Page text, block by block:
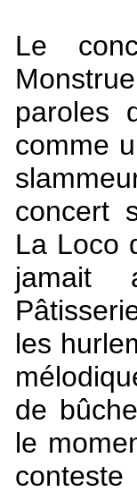
Le
paroles
comme
concert
La Loco
jamait
les
de
le